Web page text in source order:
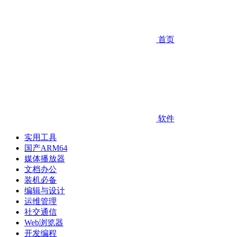
首页
软件
实用工具
国产ARM64
媒体播放器
文档办公
装机必备
编辑与设计
运维管理
社交通信
Web浏览器
开发编程